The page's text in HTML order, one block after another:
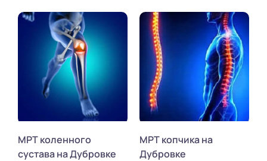
МРТ коленного
сустава на Дубровке
МРТ копчика на
Дубровке